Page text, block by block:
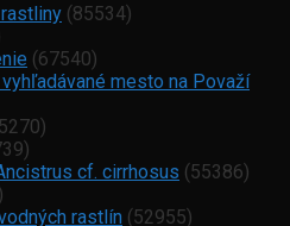
(85534)
(67540)
mesto na Považí
cf. cirrhosus (55386)
rastlín (52955)